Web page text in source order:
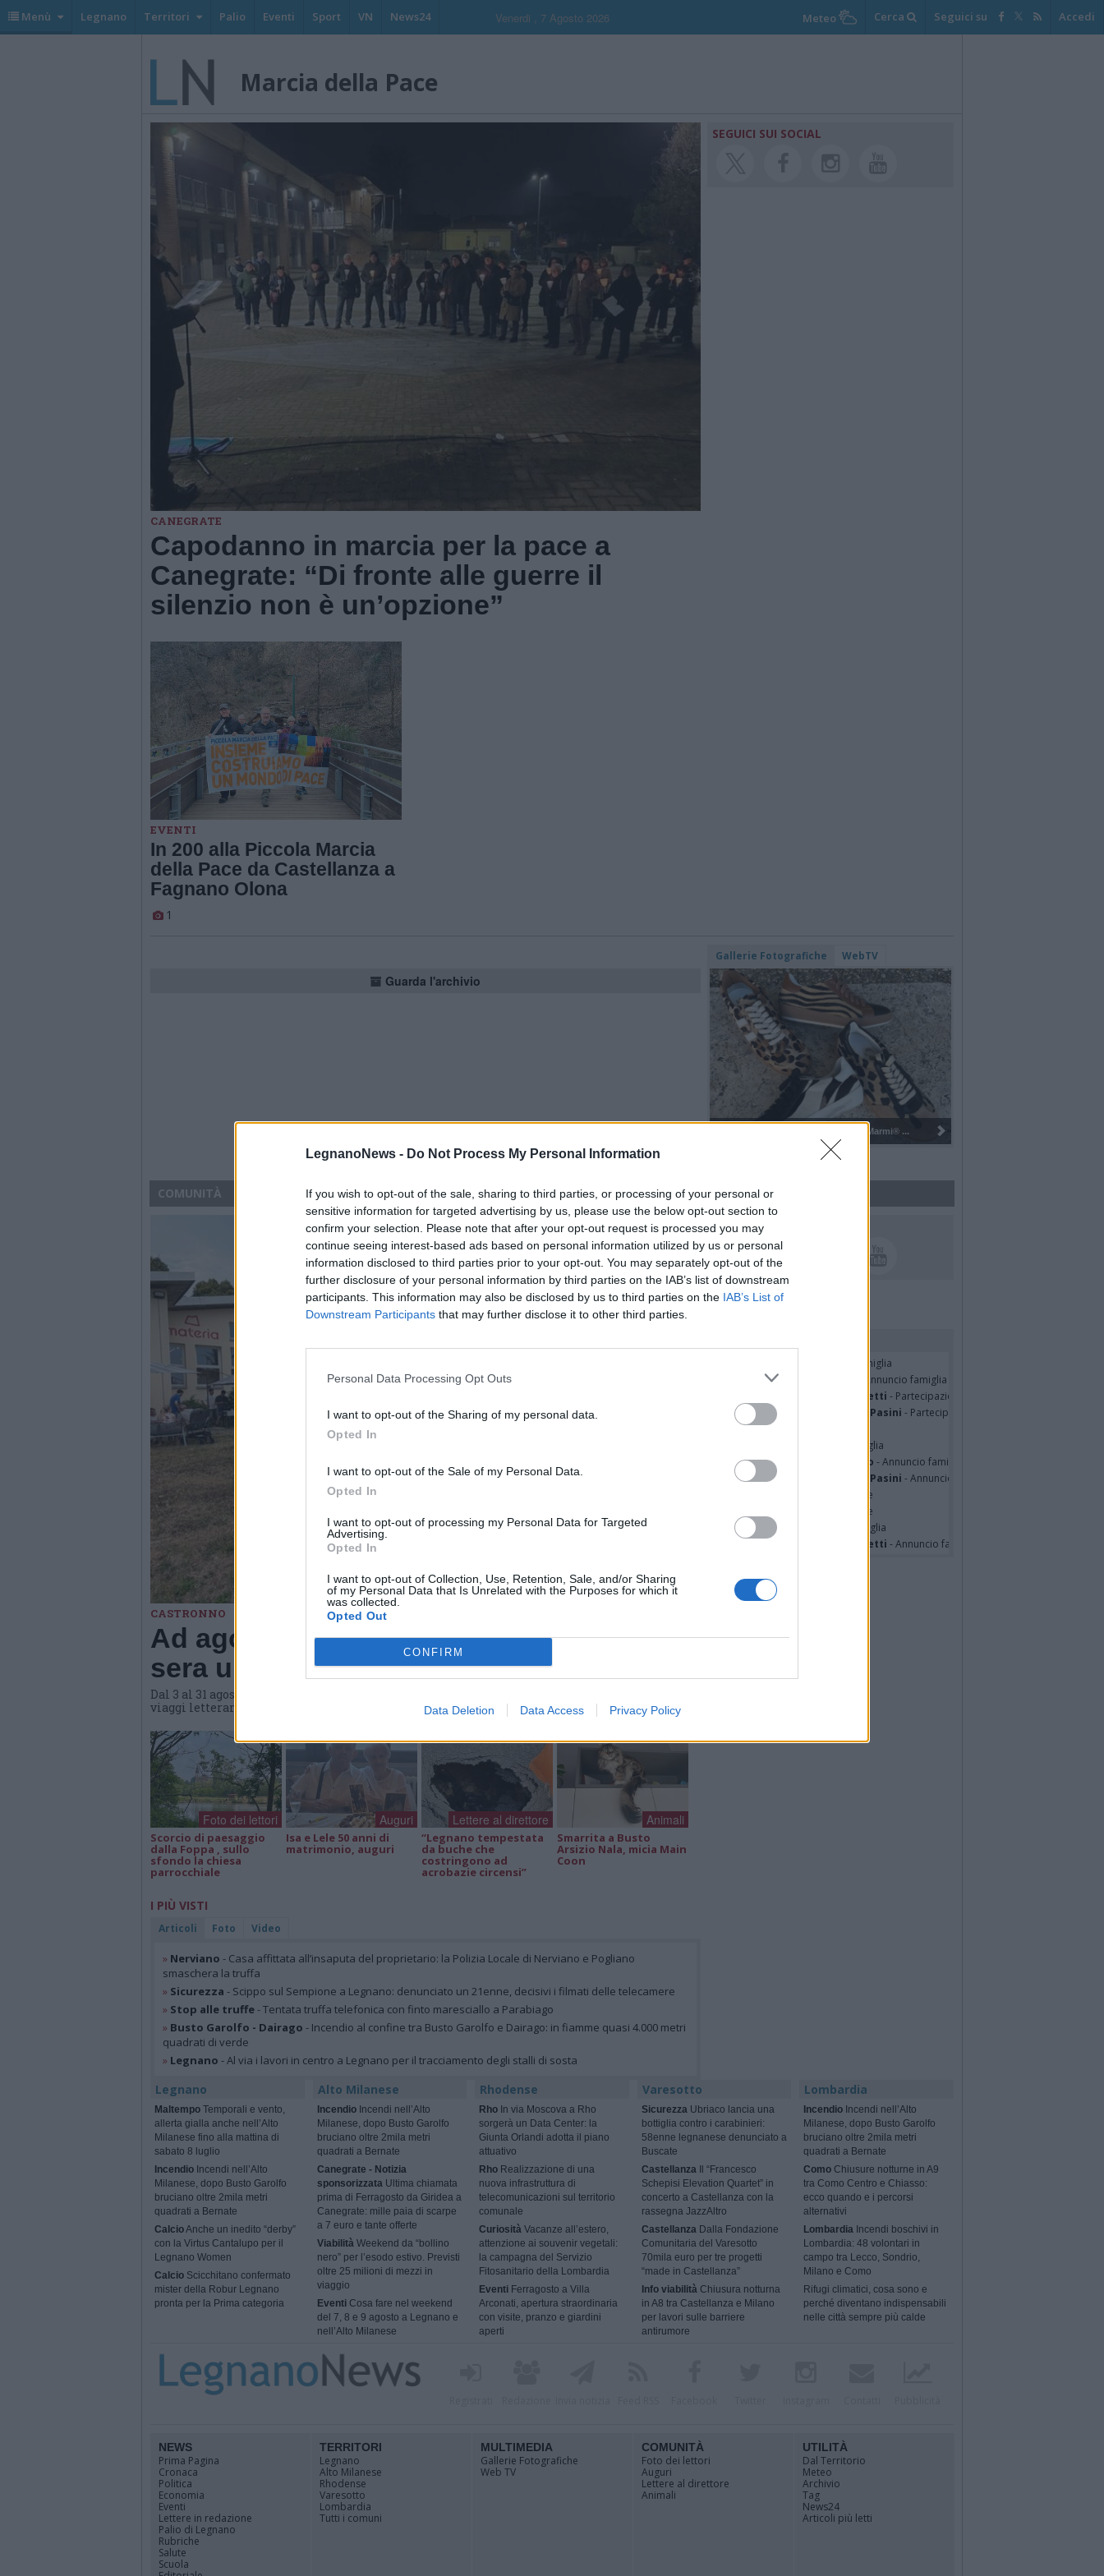
LegnanoNews - Do Not Process My Personal Information
If you wish to opt-out of the sale, sharing to third parties, or processing of your personal or
sensitive information for targeted advertising by us, please use the below opt-out section to
confirm your selection. Please note that after your opt-out request is processed you may
continue seeing interest-based ads based on personal information utilized by us or personal
information disclosed to third parties prior to your opt-out. You may separately opt-out of the
further disclosure of your personal information by third parties on the IAB’s list of downstream
participants. This information may also be disclosed by us to third parties on the IAB’s List of
Downstream Participants that may further disclose it to other third parties.
Personal Data Processing Opt Outs
I want to opt-out of the Sharing of my personal data.
Opted In
I want to opt-out of the Sale of my Personal Data.
Opted In
I want to opt-out of processing my Personal Data for Targeted
Advertising.
Opted In
I want to opt-out of Collection, Use, Retention, Sale, and/or Sharing
of my Personal Data that Is Unrelated with the Purposes for which it
was collected.
Opted Out
CONFIRM
Data Deletion Data Access Privacy Policy
Menù Legnano Territori Palio Eventi Sport VN News24 Venerdi , 7 Agosto 2026 Meteo Cerca Seguici su Accedi
Marcia della Pace
CANEGRATE
Capodanno in marcia per la pace a
Canegrate: “Di fronte alle guerre il
silenzio non è un’opzione”
SEGUICI SUI SOCIAL
EVENTI
In 200 alla Piccola Marcia
della Pace da Castellanza a
Fagnano Olona
1
Guarda l'archivio
Gallerie Fotografiche WebTV
Pulizia del bosco del Rugareto a ...
COMUNITÀ
CASTRONNO
Ad agosto Materia non va in ferie: ogni
sera una proposta per te
Dal 3 al 31 agosto l'hub culturale di Castronno propone un appuntamento diverso ogni sera, tra
viaggi letterari e gastronomici, conversazioni, laboratori creativi, sfide musicali e burraco
Foto dei lettori
Scorcio di paesaggio
dalla Foppa , sullo
sfondo la chiesa
parrocchiale
Auguri
Isa e Lele 50 anni di
matrimonio, auguri
Lettere al direttore
“Legnano tempestata
da buche che
costringono ad
acrobazie circensi”
Animali
Smarrita a Busto
Arsizio Nala, micia Main
Coon
I PIÙ VISTI
Articoli Foto Video
» Nerviano - Casa affittata all’insaputa del proprietario: la Polizia Locale di Nerviano e Pogliano
smaschera la truffa
» Sicurezza - Scippo sul Sempione a Legnano: denunciato un 21enne, decisivi i filmati delle telecamere
» Stop alle truffe- Tentata truffa telefonica con finto maresciallo a Parabiago
» Busto Garolfo - Dairago - Incendio al confine tra Busto Garolfo e Dairago: in fiamme quasi 4.000 metri
quadrati di verde
» Legnano - Al via i lavori in centro a Legnano per il tracciamento degli stalli di sosta
SEGUICI SUI SOCIAL
- Annuncio famiglia
Ginette Pedotti ved. Urbini
- Annuncio famiglia
Gianfranco Schieroni Giacometti - Partecipazione
Clementina Martinenghi ved. Pasini - Partecipazione
Marian Jasik
- Annuncio famiglia
Teresa Squicciarini ved. Greco - Annuncio famiglia
Clementina Martinenghi ved. Pasini - Annuncio famiglia
- Partecipazione
- Partecipazione
Anthony Napoli
- Annuncio famiglia
Gianfranco Schieroni Giacometti - Annuncio famiglia
Legnano
Maltempo Temporali e vento,
allerta gialla anche nell’Alto
Milanese fino alla mattina di
sabato 8 luglio
Incendio Incendi nell’Alto
Milanese, dopo Busto Garolfo
bruciano oltre 2mila metri
quadrati a Bernate
CalcioAnche un inedito “derby”
con la Virtus Cantalupo per il
Legnano Women
Calcio Scicchitano confermato
mister della Robur Legnano
pronta per la Prima categoria
Alto Milanese
IncendioIncendi nell’Alto
Milanese, dopo Busto Garolfo
bruciano oltre 2mila metri
quadrati a Bernate
Canegrate - Notizia
sponsorizzataUltima chiamata
prima di Ferragosto da Giridea a
Canegrate: mille paia di scarpe
a 7 euro e tante offerte
ViabilitàWeekend da “bollino
nero” per l’esodo estivo. Previsti
oltre 25 milioni di mezzi in
viaggio
EventiCosa fare nel weekend
del 7, 8 e 9 agosto a Legnano e
nell’Alto Milanese
Rhodense
Rho In via Moscova a Rho
sorgerà un Data Center: la
Giunta Orlandi adotta il piano
attuativo
Rho Realizzazione di una
nuova infrastruttura di
telecomunicazioni sul territorio
comunale
Curiosità Vacanze all’estero,
attenzione ai souvenir vegetali:
la campagna del Servizio
Fitosanitario della Lombardia
Eventi Ferragosto a Villa
Arconati, apertura straordinaria
con visite, pranzo e giardini
aperti
Varesotto
SicurezzaUbriaco lancia una
bottiglia contro i carabinieri:
58enne legnanese denunciato a
Buscate
CastellanzaIl “Francesco
Schepisi Elevation Quartet” in
concerto a Castellanza con la
rassegna JazzAltro
CastellanzaDalla Fondazione
Comunitaria del Varesotto
70mila euro per tre progetti
“made in Castellanza”
Info viabilitàChiusura notturna
in A8 tra Castellanza e Milano
per lavori sulle barriere
antirumore
Lombardia
Incendio Incendi nell’Alto
Milanese, dopo Busto Garolfo
bruciano oltre 2mila metri
quadrati a Bernate
Como Chiusure notturne in A9
tra Como Centro e Chiasso:
ecco quando e i percorsi
alternativi
Lombardia Incendi boschivi in
Lombardia: 48 volontari in
campo tra Lecco, Sondrio,
Milano e Como
Rifugi climatici, cosa sono e
perché diventano indispensabili
nelle città sempre più calde
NEWS
Prima Pagina
Cronaca
Politica
Economia
Eventi
Lettere in redazione
Palio di Legnano
Rubriche
Salute
Scuola
TERRITORI
Legnano
Alto Milanese
Rhodense
Varesotto
Lombardia
Tutti i comuni
MULTIMEDIA
Gallerie Fotografiche
Web TV
COMUNITÀ
Foto dei lettori
Auguri
Lettere al direttore
Animali
UTILITÀ
Dal Territorio
Meteo
Archivio
Tag
News24
Articoli più letti